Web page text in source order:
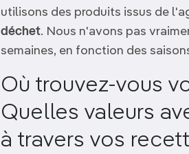
utilisons des produits issus de
déchet. Nous n'avons pas
semaines, en fonction des
Où trouvez-vous
Quelles valeurs
à travers vos